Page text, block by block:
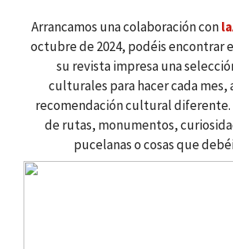
Arrancamos una colaboración con
octubre de 2024, podéis encontrar
su revista impresa una
culturales para hacer cada mes,
recomendación cultural diferente.
de rutas, monumentos,
pucelanas o cosas que